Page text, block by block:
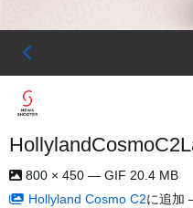
800 × 450 — GIF 20.4 MB
Hollyland Cosmo C2に追加